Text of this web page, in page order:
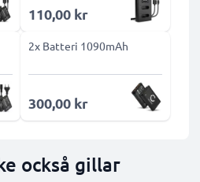
110,00 kr
2x Batteri 1090mAh
300,00 kr
också gillar